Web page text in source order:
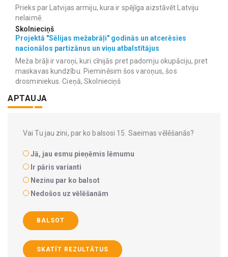
Prieks par Latvijas armiju, kura ir spējīga aizstāvēt Latviju
nelaimē.
Skolnieciņš
Projektā "Sēlijas mežabrāļi" godinās un atcerēsies
nacionālos partizānus un viņu atbalstītājus
Meža brāļi ir varoņi, kuri cīnijās pret padomju okupāciju, pret
maskavas kundzību. Pieminēsim šos varoņus, šos
drosminiekus. Cieņā, Skolnieciņš
APTAUJA
Vai Tu jau zini, par ko balsosi 15. Saeimas vēlēšanās?
Jā, jau esmu pieņēmis lēmumu
Ir pāris varianti
Nezinu par ko balsot
Nedošos uz vēlēšanām
BALSOT
SKATĪT REZULTĀTUS